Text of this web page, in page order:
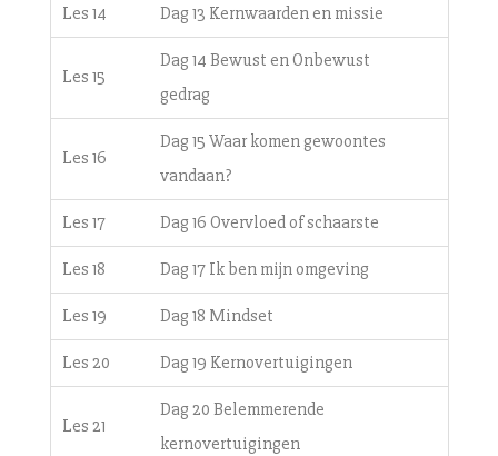
Les 14 Dag 13 Kernwaarden en missie
Les 15
Dag 14 Bewust en Onbewust
gedrag
Les 16
Dag 15 Waar komen gewoontes
vandaan?
Les 17 Dag 16 Overvloed of schaarste
Les 18 Dag 17 Ik ben mijn omgeving
Les 19 Dag 18 Mindset
Les 20 Dag 19 Kernovertuigingen
Les 21
Dag 20 Belemmerende
kernovertuigingen